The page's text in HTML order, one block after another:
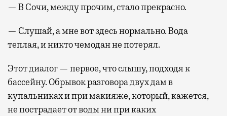
— В Сочи, между прочим, стало прекрасно.
— Слушай, а мне вот здесь нормально. Вода
теплая, и никто чемодан не потерял.
Этот диалог — первое, что слышу, подходя к
бассейну. Обрывок разговора двух дам в
купальниках и при макияже, который, кажется,
не пострадает от воды ни при каких